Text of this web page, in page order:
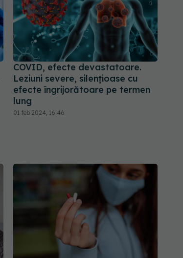
COVID, efecte devastatoare.
Leziuni severe, silențioase cu
efecte îngrijorătoare pe termen
lung
01 feb 2024, 16:46